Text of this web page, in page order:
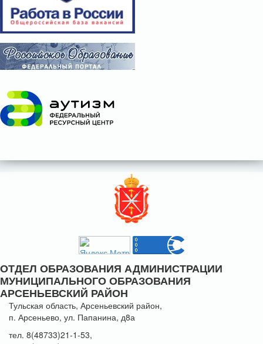
ОТДЕЛ ОБРАЗОВАНИЯ АДМИНИСТРАЦИИ
МУНИЦИПАЛЬНОГО ОБРАЗОВАНИЯ
АРСЕНЬЕВСКИЙ РАЙОН
Тульская область, Арсеньевский район,
п. Арсеньево, ул. Папанина, д8а
тел. 8(48733)21-1-53,